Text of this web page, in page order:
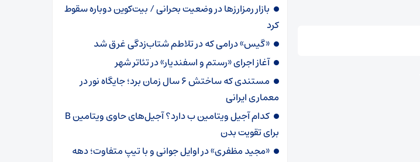
بازار رمزارزها در وضعیت بحرانی / بیت‌کوین دوباره سقوط
کرد
«گیس» درامی که در تلاطم شتاب‌زدگی غرق شد
آغاز اجرای «رستم و اسفندیار» در تئاتر شهر
مستندی که ساختش ۶ سال زمان برد؛ جایگاه نور در
معماری ایرانی
کدام آجیل ویتامین ب دارد؟ آجیل‌های حاوی ویتامین B
برای تقویت بدن
«مجید مظفری» در اوایل جوانی و با تیپ متفاوت؛ دهه